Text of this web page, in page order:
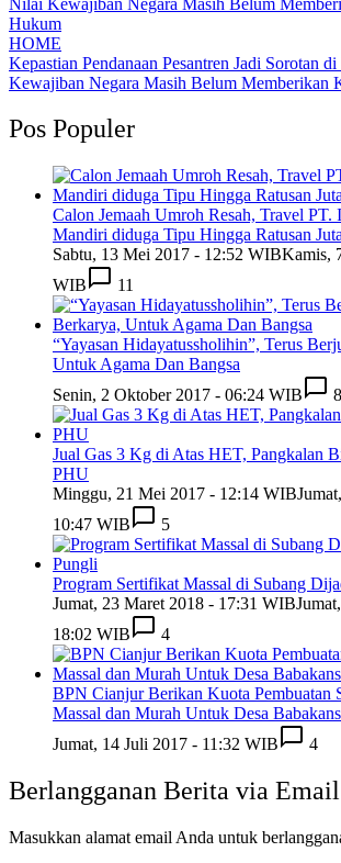
HOME
Kepastian Pendanaan Pesantren Jadi Sorotan
Kewajiban Negara Masih Belum Memberikan
Pos Populer
Calon Jemaah Umroh Resah, Travel PT.
Mandiri diduga Tipu Hingga Ratusan Juta
Sabtu, 13 Mei 2017 - 12:52 WIBKamis,
WIB
11
“Yayasan Hidayatussholihin”, Terus
Untuk Agama Dan Bangsa
Senin, 2 Oktober 2017 - 06:24 WIB
8
Jual Gas 3 Kg di Atas HET, Pangkalan
PHU
Minggu, 21 Mei 2017 - 12:14 WIB
10:47 WIB
5
Program Sertifikat Massal di Subang
Jumat, 23 Maret 2018 - 17:31 WIB
18:02 WIB
4
BPN Cianjur Berikan Kuota Pembuatan
Massal dan Murah Untuk Desa
Jumat, 14 Juli 2017 - 11:32 WIB
4
Berlangganan Berita via Email
Masukkan alamat email Anda untuk